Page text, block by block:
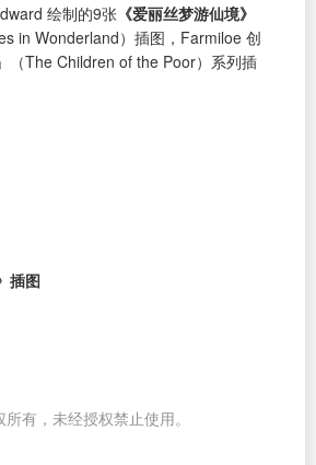
绘制的9张 《爱丽丝梦游仙境》
in Wonderland）插图，Farmiloe 创
（The Children of the Poor）系列插
插图
有，未经授权禁止使用。